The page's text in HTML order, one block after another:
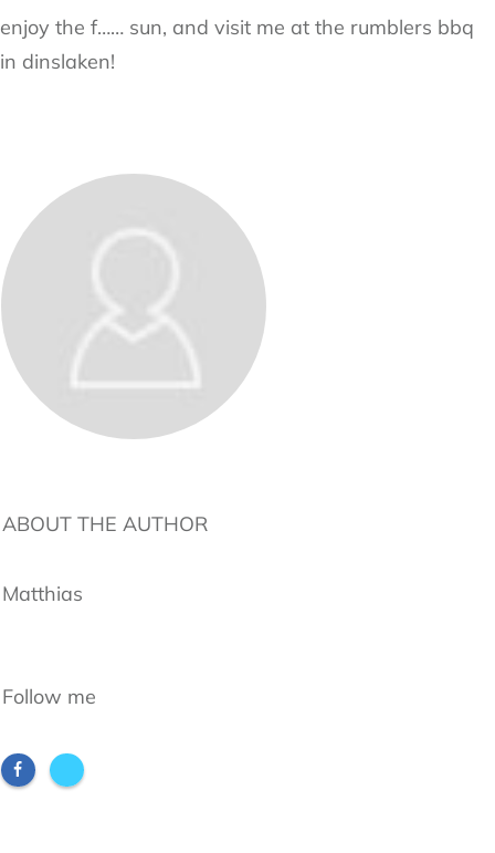
enjoy the f…… sun, and visit me at the rumblers bbq
in dinslaken!
ABOUT THE AUTHOR
Matthias
Follow me